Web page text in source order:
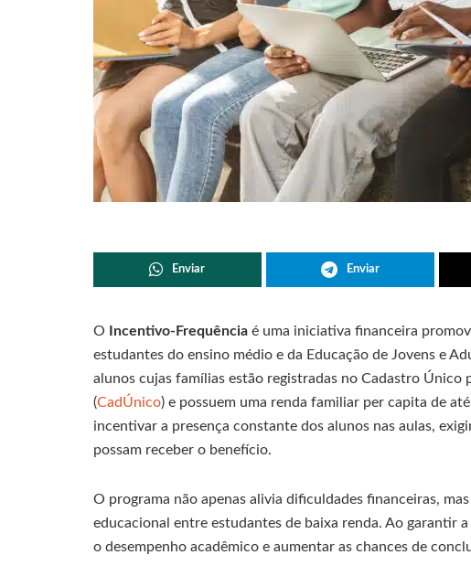
Enviar Enviar
O Incentivo-Frequência é uma iniciativa financeira
estudantes do ensino médio e da Educação de Jovens e
alunos cujas famílias estão registradas no Cadastro Único
(CadÚnico) e possuem uma renda familiar per capita de
incentivar a presença constante dos alunos nas aulas,
possam receber o benefício.
O programa não apenas alivia dificuldades financeiras,
educacional entre estudantes de baixa renda. Ao garantir
o desempenho acadêmico e aumentar as chances de